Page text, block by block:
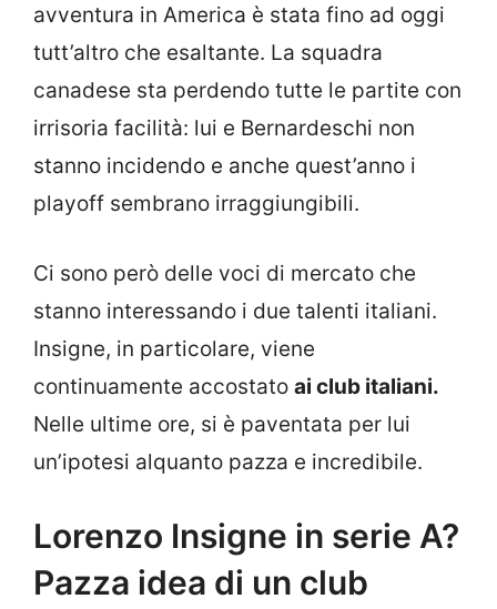
avventura in America è stata fino ad oggi
tutt’altro che esaltante. La squadra
canadese sta perdendo tutte le partite con
irrisoria facilità: lui e Bernardeschi non
stanno incidendo e anche quest’anno i
playoff sembrano irraggiungibili.
Ci sono però delle voci di mercato che
stanno interessando i due talenti italiani.
Insigne, in particolare, viene
continuamente accostato ai club italiani.
Nelle ultime ore, si è paventata per lui
un’ipotesi alquanto pazza e incredibile.
Lorenzo Insigne in serie A?
Pazza idea di un club